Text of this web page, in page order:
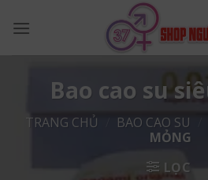
Bao cao su
TRANG CHỦ BAO CAO SU
MỎNG
LỌC